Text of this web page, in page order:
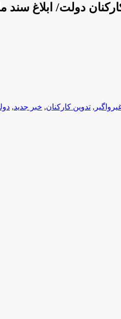
دولت/ ابلاغ سند
, تدوین کارکنان, خبر جدید,